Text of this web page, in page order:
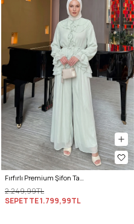
Fırfırlı Premium Şifon Takım 266031 - AÇIK YEŞİL
2.249,99TL
SEPETTE1.799,99TL